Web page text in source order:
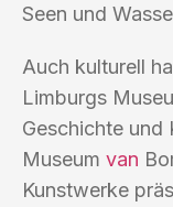
Seen und
Auch kulturell
Limburgs
Geschichte und
Museum van
Kunstwerke